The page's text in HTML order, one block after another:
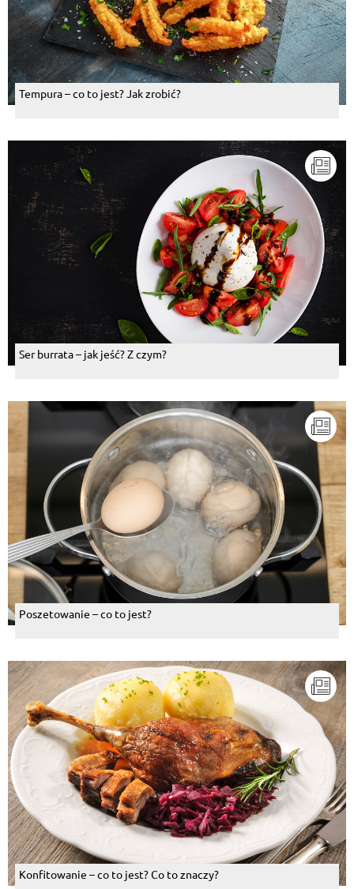
Tempura – co to jest? Jak zrobić?
Ser burrata – jak jeść? Z czym?
Poszetowanie – co to jest?
Konfitowanie – co to jest? Co to znaczy?